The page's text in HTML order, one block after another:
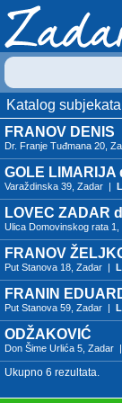
Katalog
FRANOV DENIS
Dr. Franje Tuđmana 20,
GOLE LIMARIJA
Varaždinska 39, Zadar |
LOVEC ZADAR
Ulica Domovinskog rata
FRANOV
Put Stanova 18, Zadar |
FRANIN
Put Stanova 59, Zadar |
ODŽAKOVIĆ
Don Šime Urlića 5, Zadar |
Ukupno 6 rezultata.